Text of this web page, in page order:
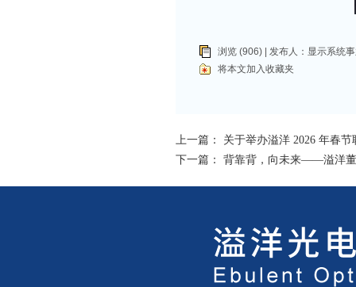
浏览 (906) | 发布人： 显示系统
将本文加入收藏夹
上一篇： 关于举办溢洋 2026 年春
下一篇： 背靠背，向未来——溢洋董